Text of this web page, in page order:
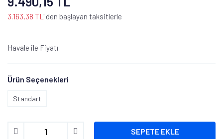
3.163,38 TL ' den başlayan taksitlerle
Havale ile Fiyatı
Ürün Seçenekleri
Standart
SEPETE EKLE